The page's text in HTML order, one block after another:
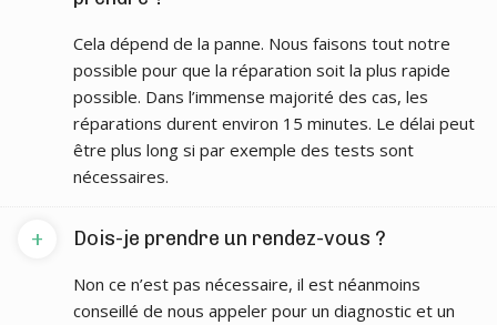
Cela dépend de la panne. Nous faisons tout notre
possible pour que la réparation soit la plus rapide
possible. Dans l’immense majorité des cas, les
réparations durent environ 15 minutes. Le délai peut
être plus long si par exemple des tests sont
nécessaires.
Dois-je prendre un rendez-vous ?
+
Non ce n’est pas nécessaire, il est néanmoins
conseillé de nous appeler pour un diagnostic et un